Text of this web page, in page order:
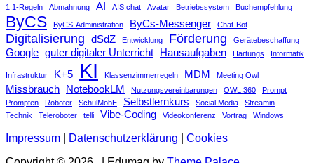
1:1-Regeln Abmahnung AI AIS.chat Avatar Betriebssystem Buchempfehlung
ByCS ByCS-Administration ByCs-Messenger Chat-Bot
Digitalisierung dSdZ Entwicklung Förderung Gerätebeschaffung
Google guter digitaler Unterricht Hausaufgaben Härtungs Informatik
Infrastruktur K+5 KI Klassenzimmerregeln MDM Meeting Owl
Missbrauch NotebookLM Nutzungsvereinbarungen OWL 360
Prompt
Prompten
Roboter SchulMobE Selbstlernkurs Social Media
Streamin
Technik
Teleroboter telli Vibe-Coding Videokonferenz Vortrag Windows
Impressum Datenschutzerklärung
Cookies